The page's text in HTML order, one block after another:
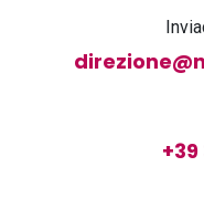
+39